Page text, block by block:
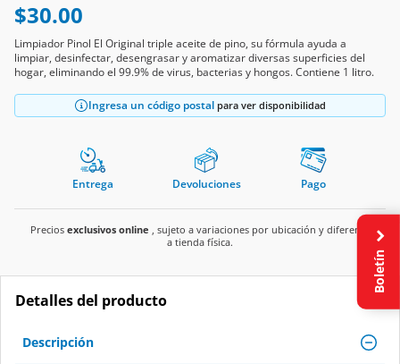
$30.00
Limpiador Pinol El Original triple aceite de pino, su fórmula ayuda a
limpiar, desinfectar, desengrasar y aromatizar diversas superficies del
hogar, eliminando el 99.9% de virus, bacterias y hongos. Contiene 1 litro.
Ingresa un código postal para ver disponibilidad
Entrega Devoluciones Pago
Precios exclusivos online , sujeto a variaciones por ubicación y diferente
a tienda física.
Detalles del producto
Descripción
Boletín